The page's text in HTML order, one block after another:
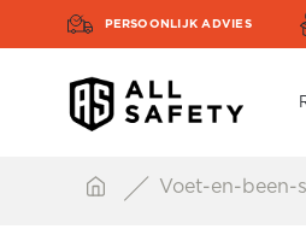
PERSOONLIJK ADVIES
Voet-en-been-